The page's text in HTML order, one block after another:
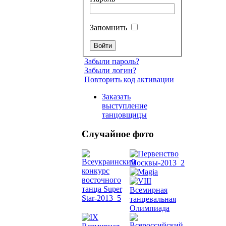
Запомнить
Забыли пароль?
Забыли логин?
Повторить код активации
Заказать
выступление
танцовщицы
Случайное фото
Танец